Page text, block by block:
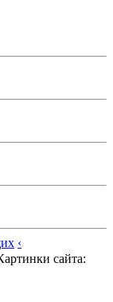
‹
сайта: